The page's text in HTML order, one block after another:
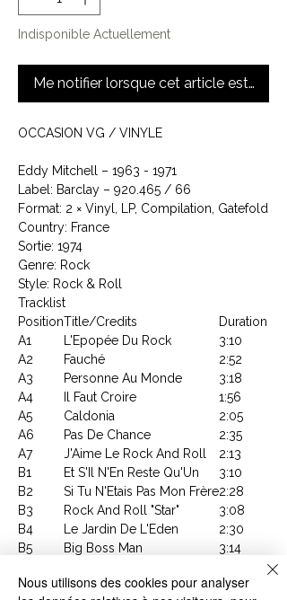
Indisponible Actuellement
Me notifier lorsque cet article est
OCCASION VG / VINYLE
Eddy Mitchell ‎– 1963 - 1971
Label: Barclay ‎– 920.465 / 66
Format: 2 × Vinyl, LP, Compilation, Gatefold
Country: France
Sortie: 1974
Genre: Rock
Style: Rock & Roll
Tracklist
PositionTitle/Credits
Duration
A1
L'Epopée Du Rock
3:10
A2
Fauché
2:52
A3
Personne Au Monde
3:18
A4
Il Faut Croire
1:56
A5
Caldonia
2:05
A6
Pas De Chance
2:35
A7
J'Aime Le Rock And Roll
2:13
B1
Et S'Il N'En Reste Qu'Un
3:10
B2
Si Tu N'Etais Pas Mon Frère2:28
B3
Rock And Roll "Star"
3:08
B4
Le Jardin De L'Eden
2:30
B5
Big Boss Man
3:14
B7
Satisfaction
3:12
Nous utilisons des cookies pour analyser